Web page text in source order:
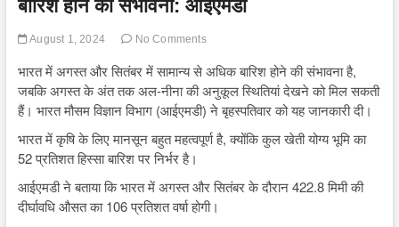
बारिश होने की संभावना: आईएमडी
August 1, 2024 No Comments
भारत में अगस्त और सितंबर में सामान्य से अधिक बारिश होने की संभावना है,
जबकि अगस्त के अंत तक अल-नीना की अनुकूल स्थितियां देखने को मिल सकती
हैं। भारत मौसम विज्ञान विभाग (आईएमडी) ने बृहस्पतिवार को यह जानकारी दी।
भारत में कृषि के लिए मानसून बहुत महत्वपूर्ण है, क्योंकि कुल खेती योग्य भूमि का
52 प्रतिशत हिस्सा बारिश पर निर्भर है।
आईएमडी ने बताया कि भारत में अगस्त और सितंबर के दौरान 422.8 मिमी की
दीर्घावधि औसत का 106 प्रतिशत वर्षा होगी।